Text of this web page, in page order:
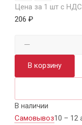
Цена за 1 шт с НДС
206 ₽
В корзину
В наличии
Самовывоз10 – 12